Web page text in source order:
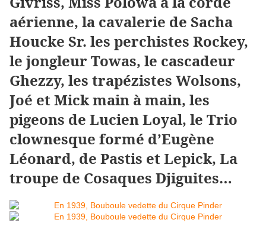
aérienne, la cavalerie de Sacha
Houcke Sr. les perchistes Rockey,
le jongleur Towas, le cascadeur
Ghezzy, les trapézistes Wolsons,
Joé et Mick main à main, les
pigeons de Lucien Loyal, le Trio
clownesque formé d’Eugène
Léonard, de Pastis et Lepick, La
troupe de Cosaques Djiguites…